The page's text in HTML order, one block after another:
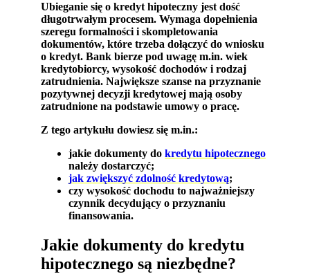
Ubieganie się o kredyt hipoteczny jest dość
długotrwałym procesem. Wymaga dopełnienia
szeregu formalności i skompletowania
dokumentów, które trzeba dołączyć do wniosku
o kredyt. Bank bierze pod uwagę m.in. wiek
kredytobiorcy, wysokość dochodów i rodzaj
zatrudnienia. Największe szanse na przyznanie
pozytywnej decyzji kredytowej mają osoby
zatrudnione na podstawie umowy o pracę.
Z tego artykułu dowiesz się m.in.:
jakie dokumenty dokredytu hipotecznego
należy dostarczyć;
jak zwiększyć zdolność kredytową;
czy wysokość dochodu to najważniejszy
czynnik decydujący o przyznaniu
finansowania.
Jakie dokumenty do kredytu
hipotecznego są niezbędne?